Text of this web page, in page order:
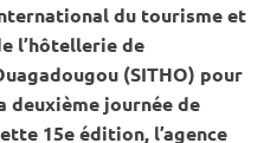
du tourisme et
l’hôtellerie de
(SITHO) pour
deuxième journée de
15e édition, l’agence